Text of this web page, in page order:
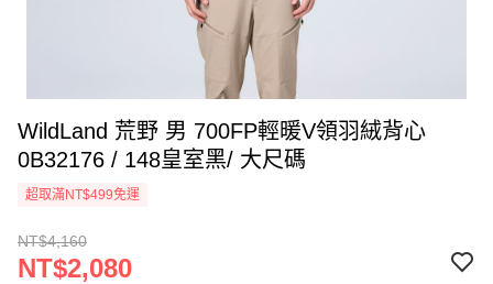
WildLand 荒野 男 700FP輕暖V領羽絨背心
0B32176 / 148皇室黑/ 大尺碼
超取滿NT$499免運
NT$4,160
NT$2,080